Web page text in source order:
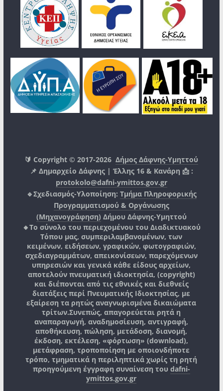
🔰 Copyright © 2017-2026Δήμος Δάφνης-Υμηττού
📌 Δημαρχείο Δάφνης | Έλλης 16 & Κανάρη 📩 :
protokolo@dafni-ymittos.gov.gr
🔹Σχεδιασμός-Υλοποίηση: Τμήμα Πληροφορικής
Προγραμματισμού & Οργάνωσης
(Μηχανογράφηση) Δήμου Δάφνης-Υμηττού
🔸Το σύνολο του περιεχομένου του Διαδικτυακού
Τόπου μας, συμπεριλαμβανομένων, των
κειμένων, ειδήσεων, γραφικών, φωτογραφιών,
σχεδιαγραμμάτων, απεικονίσεων, παρεχόμενων
υπηρεσιών και γενικά κάθε είδους αρχείων,
αποτελούν πνευματική ιδιοκτησία, (copyright)
και διέπονται από τις εθνικές και διεθνείς
διατάξεις περί Πνευματικής Ιδιοκτησίας, με
εξαίρεση τα ρητώς αναγνωρισμένα δικαιώματα
τρίτων.Συνεπώς, απαγορεύεται ρητά η
αναπαραγωγή, αναδημοσίευση, αντιγραφή,
αποθήκευση, πώληση, μετάδοση, διανομή,
έκδοση, εκτέλεση, «φόρτωση» (download),
μετάφραση, τροποποίηση με οποιονδήποτε
τρόπο, τμηματικά η περιληπτικά χωρίς τη ρητή
προηγούμενη έγγραφη συναίνεση του dafni-
ymittos.gov.gr